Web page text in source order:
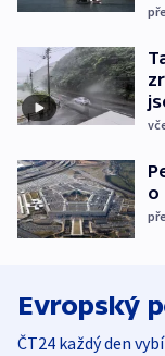
o
Evropský
ČT24 každý den